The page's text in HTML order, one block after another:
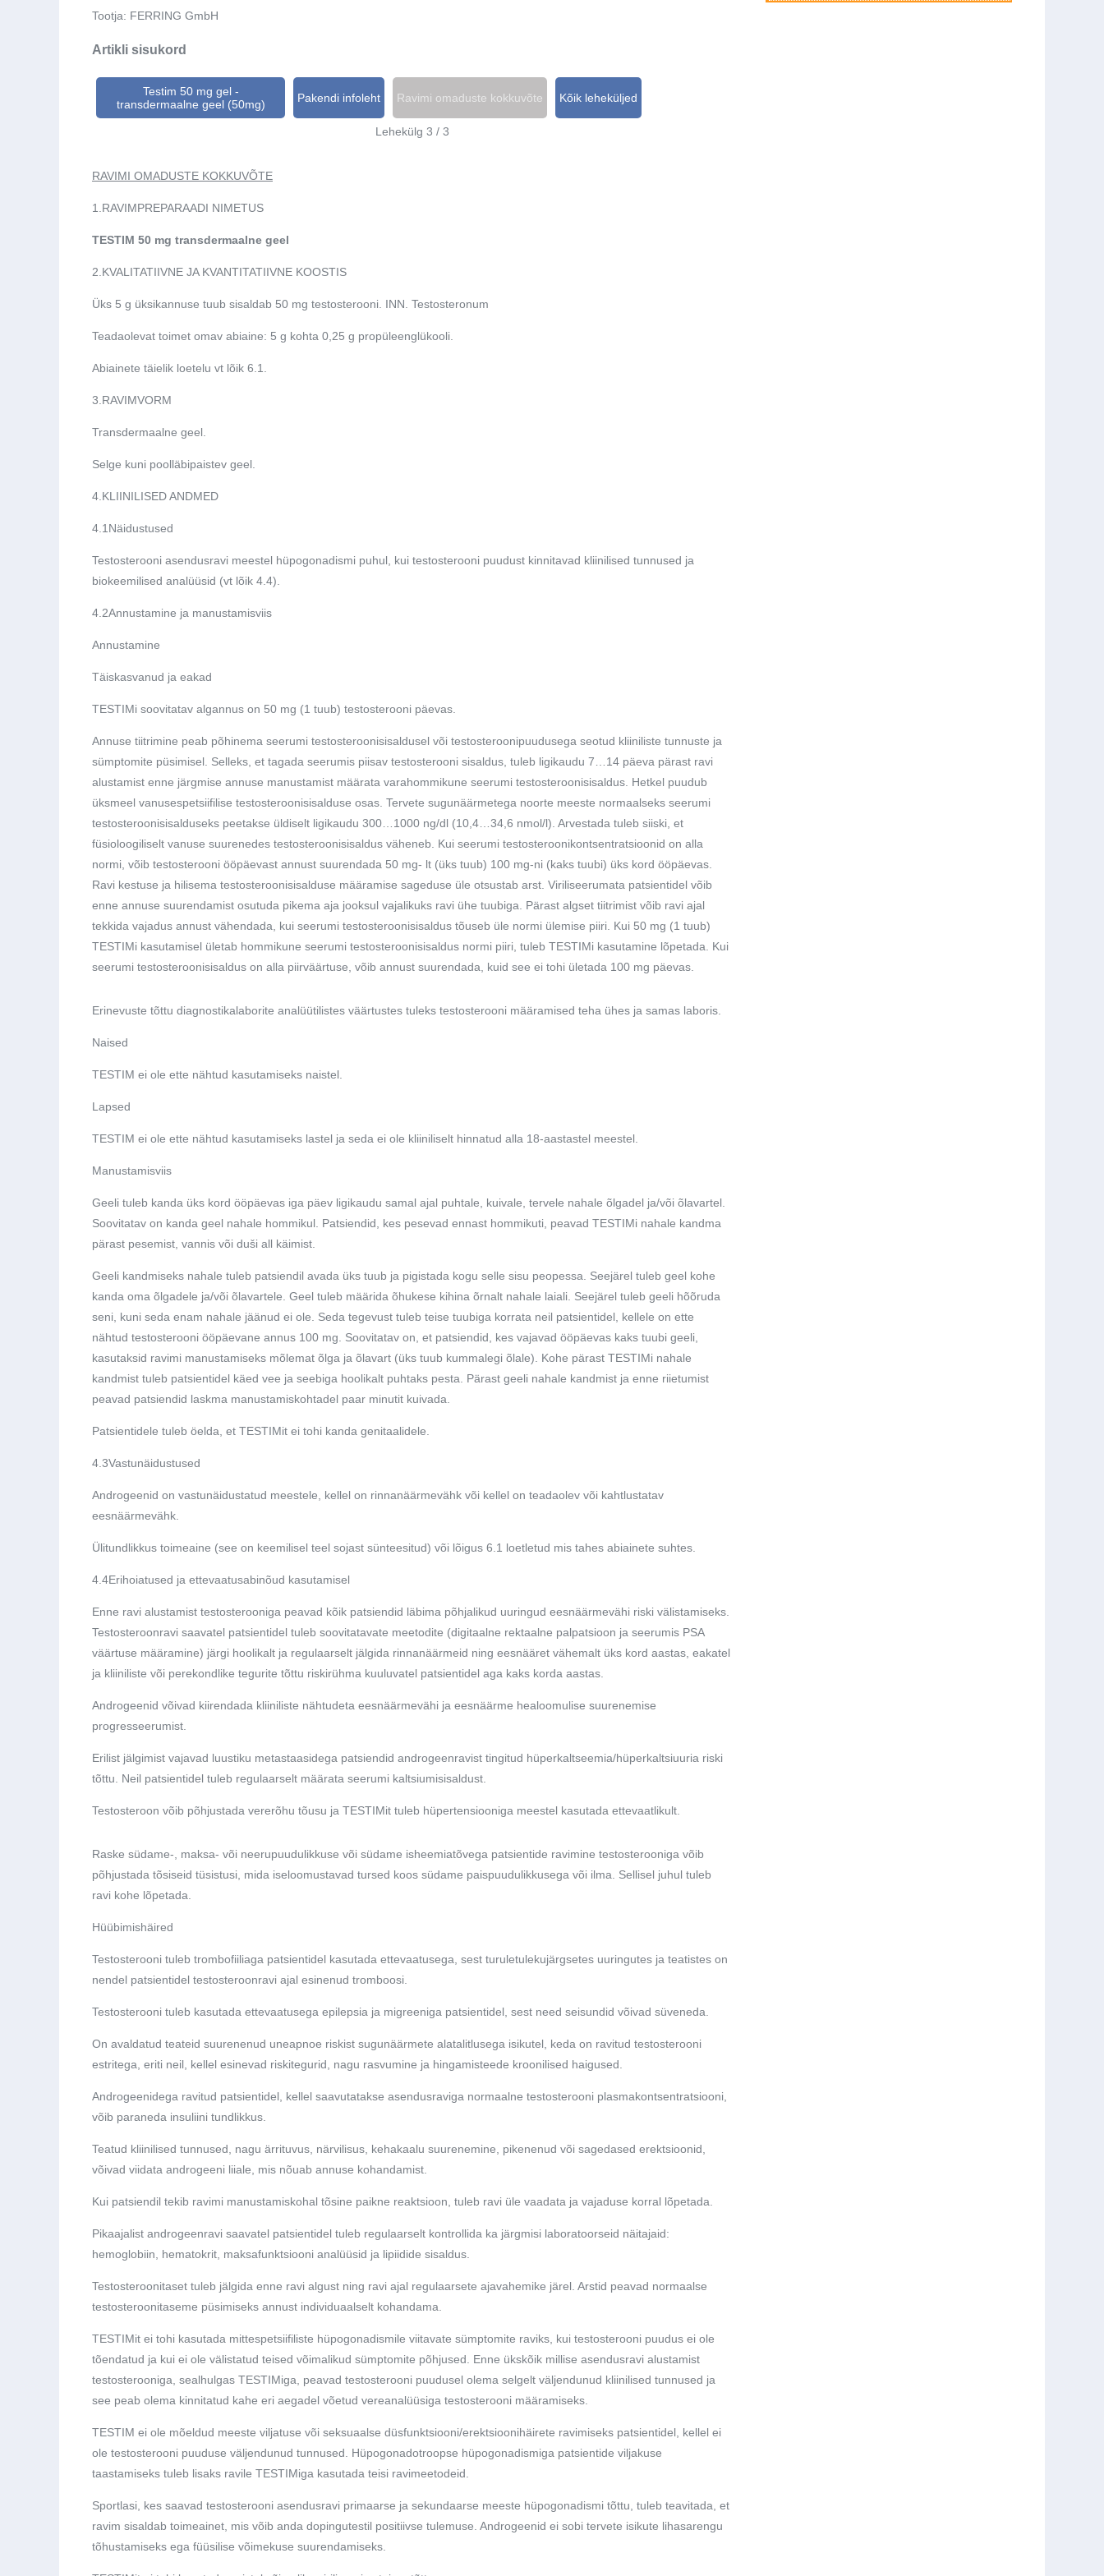
Tootja: FERRING GmbH
Artikli sisukord
Testim 50 mg gel -
transdermaalne geel (50mg)
Pakendi infoleht Ravimi omaduste kokkuvõte Kõik leheküljed
Lehekülg 3 / 3
RAVIMI OMADUSTE KOKKUVÕTE
1. RAVIMPREPARAADI NIMETUS
TESTIM 50 mg transdermaalne geel
2. KVALITATIIVNE JA KVANTITATIIVNE KOOSTIS
Üks 5 g üksikannuse tuub sisaldab 50 mg testosterooni. INN. Testosteronum
Teadaolevat toimet omav abiaine: 5 g kohta 0,25 g propüleenglükooli.
Abiainete täielik loetelu vt lõik 6.1.
3. RAVIMVORM
Transdermaalne geel.
Selge kuni poolläbipaistev geel.
4. KLIINILISED ANDMED
4.1 Näidustused
Testosterooni asendusravi meestel hüpogonadismi puhul, kui testosterooni puudust kinnitavad kliinilised tunnused ja
biokeemilised analüüsid (vt lõik 4.4).
4.2Annustamine ja manustamisviis
Annustamine
Täiskasvanud ja eakad
TESTIMi soovitatav algannus on 50 mg (1 tuub) testosterooni päevas.
Annuse tiitrimine peab põhinema seerumi testosteroonisisaldusel või testosteroonipuudusega seotud kliiniliste tunnuste ja
sümptomite püsimisel. Selleks, et tagada seerumis piisav testosterooni sisaldus, tuleb ligikaudu 7…14 päeva pärast ravi
alustamist enne järgmise annuse manustamist määrata varahommikune seerumi testosteroonisisaldus. Hetkel puudub
üksmeel vanusespetsiifilise testosteroonisisalduse osas. Tervete sugunäärmetega noorte meeste normaalseks seerumi
testosteroonisisalduseks peetakse üldiselt ligikaudu 300…1000 ng/dl (10,4…34,6 nmol/l). Arvestada tuleb siiski, et
füsioloogiliselt vanuse suurenedes testosteroonisisaldus väheneb. Kui seerumi testosteroonikontsentratsioonid on alla
normi, võib testosterooni ööpäevast annust suurendada 50 mg- lt (üks tuub) 100 mg-ni (kaks tuubi) üks kord ööpäevas.
Ravi kestuse ja hilisema testosteroonisisalduse määramise sageduse üle otsustab arst. Viriliseerumata patsientidel võib
enne annuse suurendamist osutuda pikema aja jooksul vajalikuks ravi ühe tuubiga. Pärast algset tiitrimist võib ravi ajal
tekkida vajadus annust vähendada, kui seerumi testosteroonisisaldus tõuseb üle normi ülemise piiri. Kui 50 mg (1 tuub)
TESTIMi kasutamisel ületab hommikune seerumi testosteroonisisaldus normi piiri, tuleb TESTIMi kasutamine lõpetada. Kui
seerumi testosteroonisisaldus on alla piirväärtuse, võib annust suurendada, kuid see ei tohi ületada 100 mg päevas.
Erinevuste tõttu diagnostikalaborite analüütilistes väärtustes tuleks testosterooni määramised teha ühes ja samas laboris.
Naised
TESTIM ei ole ette nähtud kasutamiseks naistel.
Lapsed
TESTIM ei ole ette nähtud kasutamiseks lastel ja seda ei ole kliiniliselt hinnatud alla 18-aastastel meestel.
Manustamisviis
Geeli tuleb kanda üks kord ööpäevas iga päev ligikaudu samal ajal puhtale, kuivale, tervele nahale õlgadel ja/või õlavartel.
Soovitatav on kanda geel nahale hommikul. Patsiendid, kes pesevad ennast hommikuti, peavad TESTIMi nahale kandma
pärast pesemist, vannis või duši all käimist.
Geeli kandmiseks nahale tuleb patsiendil avada üks tuub ja pigistada kogu selle sisu peopessa. Seejärel tuleb geel kohe
kanda oma õlgadele ja/või õlavartele. Geel tuleb määrida õhukese kihina õrnalt nahale laiali. Seejärel tuleb geeli hõõruda
seni, kuni seda enam nahale jäänud ei ole. Seda tegevust tuleb teise tuubiga korrata neil patsientidel, kellele on ette
nähtud testosterooni ööpäevane annus 100 mg. Soovitatav on, et patsiendid, kes vajavad ööpäevas kaks tuubi geeli,
kasutaksid ravimi manustamiseks mõlemat õlga ja õlavart (üks tuub kummalegi õlale). Kohe pärast TESTIMi nahale
kandmist tuleb patsientidel käed vee ja seebiga hoolikalt puhtaks pesta. Pärast geeli nahale kandmist ja enne riietumist
peavad patsiendid laskma manustamiskohtadel paar minutit kuivada.
Patsientidele tuleb öelda, et TESTIMit ei tohi kanda genitaalidele.
4.3Vastunäidustused
Androgeenid on vastunäidustatud meestele, kellel on rinnanäärmevähk või kellel on teadaolev või kahtlustatav
eesnäärmevähk.
Ülitundlikkus toimeaine (see on keemilisel teel sojast sünteesitud) või lõigus 6.1 loetletud mis tahes abiainete suhtes.
4.4Erihoiatused ja ettevaatusabinõud kasutamisel
Enne ravi alustamist testosterooniga peavad kõik patsiendid läbima põhjalikud uuringud eesnäärmevähi riski välistamiseks.
Testosteroonravi saavatel patsientidel tuleb soovitatavate meetodite (digitaalne rektaalne palpatsioon ja seerumis PSA
väärtuse määramine) järgi hoolikalt ja regulaarselt jälgida rinnanäärmeid ning eesnääret vähemalt üks kord aastas, eakatel
ja kliiniliste või perekondlike tegurite tõttu riskirühma kuuluvatel patsientidel aga kaks korda aastas.
Androgeenid võivad kiirendada kliiniliste nähtudeta eesnäärmevähi ja eesnäärme healoomulise suurenemise
progresseerumist.
Erilist jälgimist vajavad luustiku metastaasidega patsiendid androgeenravist tingitud hüperkaltseemia/hüperkaltsiuuria riski
tõttu. Neil patsientidel tuleb regulaarselt määrata seerumi kaltsiumisisaldust.
Testosteroon võib põhjustada vererõhu tõusu ja TESTIMit tuleb hüpertensiooniga meestel kasutada ettevaatlikult.
Raske südame-,
maksa- või neerupuudulikkuse või südame isheemiatõvega patsientide ravimine testosterooniga võib
põhjustada tõsiseid tüsistusi, mida iseloomustavad tursed koos südame paispuudulikkusega või ilma. Sellisel juhul tuleb
ravi kohe lõpetada.
Hüübimishäired
Testosterooni tuleb trombofiiliaga patsientidel kasutada ettevaatusega, sest turuletulekujärgsetes uuringutes ja teatistes on
nendel patsientidel testosteroonravi ajal esinenud tromboosi.
Testosterooni tuleb kasutada ettevaatusega epilepsia ja migreeniga patsientidel, sest need seisundid võivad süveneda.
On avaldatud teateid suurenenud uneapnoe riskist sugunäärmete alatalitlusega isikutel, keda on ravitud testosterooni
estritega, eriti neil, kellel esinevad riskitegurid, nagu rasvumine ja hingamisteede kroonilised haigused.
Androgeenidega ravitud patsientidel, kellel saavutatakse asendusraviga normaalne testosterooni plasmakontsentratsiooni,
võib paraneda insuliini tundlikkus.
Teatud kliinilised tunnused, nagu ärrituvus, närvilisus, kehakaalu suurenemine, pikenenud või sagedased erektsioonid,
võivad viidata androgeeni liiale, mis nõuab annuse kohandamist.
Kui patsiendil tekib ravimi manustamiskohal tõsine paikne reaktsioon, tuleb ravi üle vaadata ja vajaduse korral lõpetada.
Pikaajalist androgeenravi saavatel patsientidel tuleb regulaarselt kontrollida ka järgmisi laboratoorseid näitajaid:
hemoglobiin, hematokrit, maksafunktsiooni analüüsid ja lipiidide sisaldus.
Testosteroonitaset tuleb jälgida enne ravi algust ning ravi ajal regulaarsete ajavahemike järel. Arstid peavad normaalse
testosteroonitaseme püsimiseks annust individuaalselt kohandama.
TESTIMit ei tohi kasutada mittespetsiifiliste hüpogonadismile viitavate sümptomite raviks, kui testosterooni puudus ei ole
tõendatud ja kui ei ole välistatud teised võimalikud sümptomite põhjused. Enne ükskõik millise asendusravi alustamist
testosterooniga, sealhulgas TESTIMiga, peavad testosterooni puudusel olema selgelt väljendunud kliinilised tunnused ja
see peab olema kinnitatud kahe eri aegadel võetud vereanalüüsiga testosterooni määramiseks.
TESTIM ei ole mõeldud meeste viljatuse või seksuaalse düsfunktsiooni/erektsioonihäirete ravimiseks patsientidel, kellel ei
ole testosterooni puuduse väljendunud tunnused. Hüpogonadotroopse hüpogonadismiga patsientide viljakuse
taastamiseks tuleb lisaks ravile TESTIMiga kasutada teisi ravimeetodeid.
Sportlasi, kes saavad testosterooni asendusravi primaarse ja sekundaarse meeste hüpogonadismi tõttu, tuleb teavitada, et
ravim sisaldab toimeainet, mis võib anda dopingutestil positiivse tulemuse. Androgeenid ei sobi tervete isikute lihasarengu
tõhustamiseks ega füüsilise võimekuse suurendamiseks.